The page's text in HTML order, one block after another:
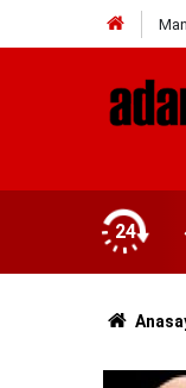
24
bin yıllık